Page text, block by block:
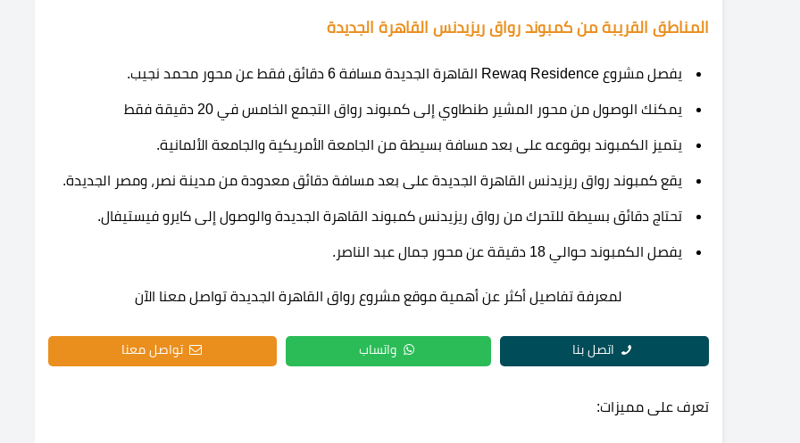
المناطق القريبة من كمبوند رواق ريزيدنس القاهرة الجديدة
يفصل مشروع Rewaq Residence القاهرة الجديدة مسافة 6 دقائق فقط عن محور محمد نجيب.
يمكنك الوصول من محور المشير طنطاوي إلى كمبوند رواق التجمع الخامس في 20 دقيقة فقط
يتميز الكمبوند بوقوعه على بعد مسافة بسيطة من الجامعة الأمريكية والجامعة الألمانية.
يقع كمبوند رواق ريزيدنس القاهرة الجديدة على بعد مسافة دقائق معدودة من مدينة نصر، ومصر الجديدة.
تحتاج دقائق بسيطة للتحرك من رواق ريزيدنس كمبوند القاهرة الجديدة والوصول إلى كايرو فيستيفال.
يفصل الكمبوند حوالي 18 دقيقة عن محور جمال عبد الناصر.
لمعرفة تفاصيل أكثر عن أهمية موقع مشروع رواق القاهرة الجديدة تواصل معنا الآن
اتصل بنا واتساب تواصل معنا
تعرف على مميزات: